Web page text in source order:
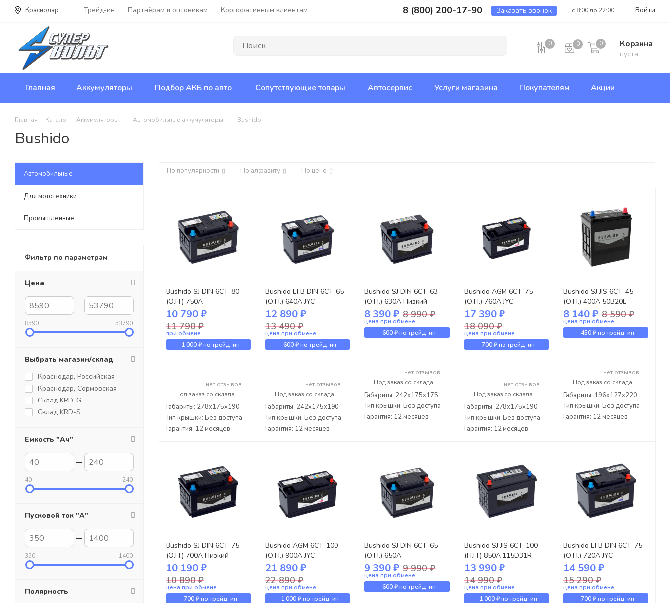
Краснодар Трейд-ин Партнёрам и оптовикам Корпоративным клиентам Войти
с 8:00 до 22:00
8 (800) 200-17-90 Заказать звонок
0 0 Корзина
пуста
0
Главная Аккумуляторы Подбор АКБ по авто Сопутствующие товары Автосервис Услуги магазина Покупателям Акции
Главная - Каталог - Аккумуляторы - Автомобильные аккумуляторы - Bushido
Bushido
По популярности По алфавиту По цене
Bushido SJ DIN 6СТ-80
(О.П.) 750А
10 790 ₽
11 790 ₽
при обмене
- 1 000 ₽ по трейд-ин
нет отзывов
Под заказ со склада
Габариты: 278x175x190
Тип крышки: Без доступа
Гарантия: 12 месяцев
Bushido EFB DIN 6СТ-65
(О.П.) 640А JYC
12 890 ₽
13 490 ₽
цена при обмене
- 600 ₽ по трейд-ин
нет отзывов
Под заказ со склада
Габариты: 242x175x190
Тип крышки: Без доступа
Гарантия: 12 месяцев
Bushido SJ DIN 6СТ-63
(О.П.) 630А Низкий
8 390 ₽ 8 990 ₽
цена при обмене
-600 ₽по трейд-ин
нет отзывов
Под заказ со склада
Габариты: 242x175x175
Тип крышки: Без доступа
Гарантия: 12 месяцев
Bushido AGM 6СТ-75
(О.П.) 760А JYC
17 390 ₽
18 090 ₽
цена при обмене
-700 ₽по трейд-ин
нет отзывов
Под заказ со склада
Габариты: 278x175x190
Тип крышки: Без доступа
Гарантия: 12 месяцев
Bushido SJ JIS 6СТ-45
(О.П.) 400А 50B20L
8 140 ₽ 8 590 ₽
цена при обмене
- 450 ₽ по трейд-ин
нет отзывов
Под заказ со склада
Габариты: 196x127x220
Тип крышки: Без доступа
Гарантия: 12 месяцев
Bushido SJ DIN 6СТ-75
(О.П.) 700А Низкий
10 190 ₽
10 890 ₽
цена при обмене
- 700 ₽ по трейд-ин
Bushido AGM 6СТ-100
(О.П.) 900А JYC
21 890 ₽
22 890 ₽
цена при обмене
- 1 000 ₽ по трейд-ин
Bushido SJ DIN 6СТ-65
(О.П.) 650А
9 390 ₽ 9 990 ₽
цена при обмене
-600 ₽по трейд-ин
Bushido SJ JIS 6СТ-100
(П.П.) 850А 115D31R
13 990 ₽
14 990 ₽
цена при обмене
- 1 000 ₽по трейд-ин
Bushido EFB DIN 6СТ-75
(О.П.) 720А JYC
14 590 ₽
15 290 ₽
цена при обмене
- 700 ₽ по трейд-ин
Автомобильные
Для мототехники
Промышленные
Фильтр по параметрам
Цена
8590 53790
Выбрать магазин/склад
Краснодар, Российская
Краснодар, Сормовская
Склад KRD-G
Склад KRD-S
Емкость "Ач"
40 240
Пусковой ток "А"
350 1400
Полярность